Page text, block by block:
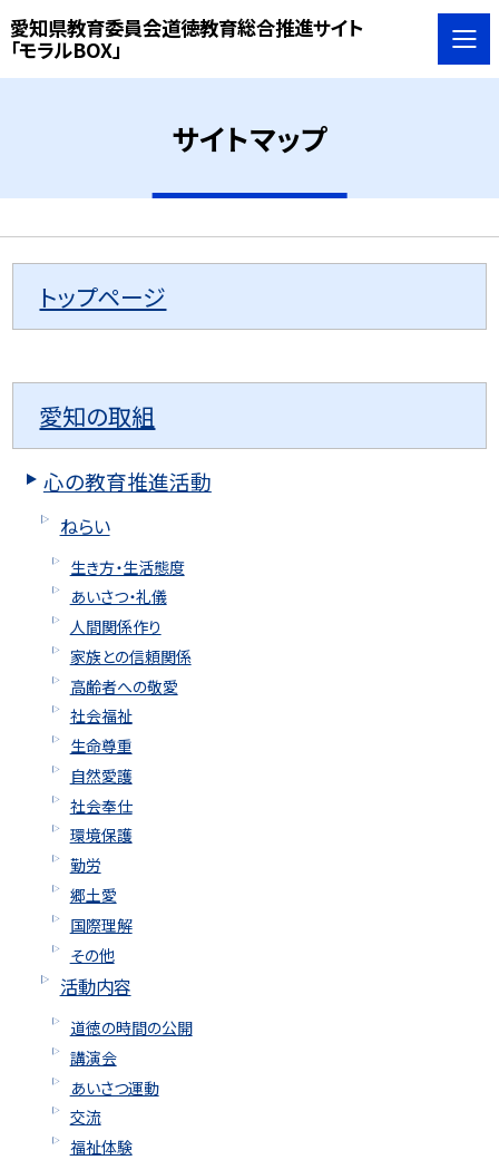
愛知県教育委員会道徳教育総合推進サイト
「モラルBOX」
サイトマップ
トップページ
愛知の取組
心の教育推進活動
ねらい
生き方・生活態度
あいさつ・礼儀
人間関係作り
家族との信頼関係
高齢者への敬愛
社会福祉
生命尊重
自然愛護
社会奉仕
環境保護
勤労
郷土愛
国際理解
その他
活動内容
道徳の時間の公開
講演会
あいさつ運動
交流
福祉体験